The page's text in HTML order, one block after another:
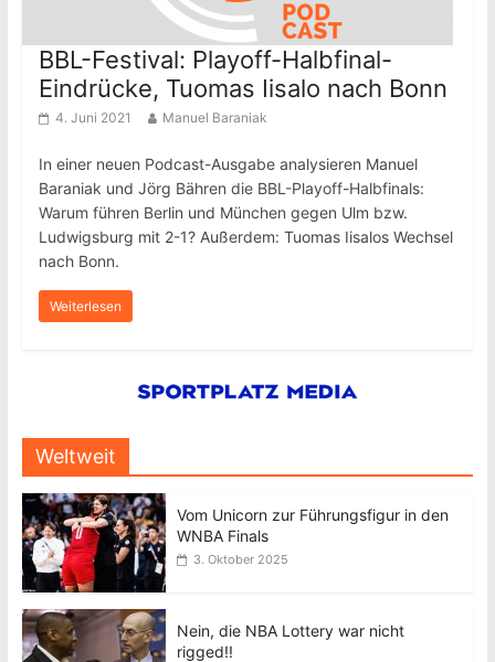
BBL-Festival: Playoff-Halbfinal-
Eindrücke, Tuomas Iisalo nach Bonn
4. Juni 2021 Manuel Baraniak
In einer neuen Podcast-Ausgabe analysieren Manuel
Baraniak und Jörg Bähren die BBL-Playoff-Halbfinals:
Warum führen Berlin und München gegen Ulm bzw.
Ludwigsburg mit 2-1? Außerdem: Tuomas Iisalos Wechsel
nach Bonn.
Weiterlesen
Weltweit
Vom Unicorn zur Führungsfigur in den
WNBA Finals
3. Oktober 2025
Nein, die NBA Lottery war nicht
rigged!!